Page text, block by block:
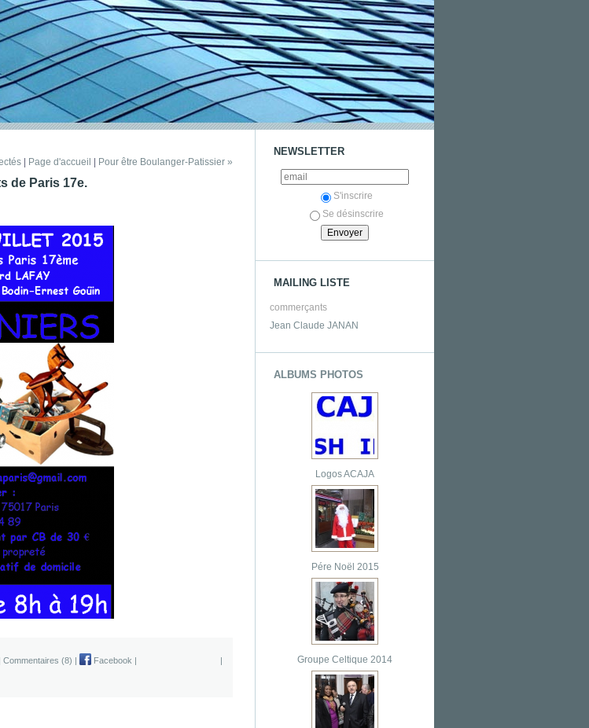
NEWSLETTER
S'inscrire
Se désinscrire
MAILING LISTE
commerçants
Jean Claude JANAN
ALBUMS PHOTOS
Logos ACAJA
Pére Noël 2015
Groupe Celtique 2014
Page d'accueil Pour être Boulanger-Patissier »
de Paris 17e.
Commentaires (8) | Facebook |
|